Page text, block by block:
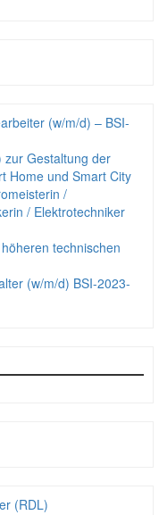
(w/m/d) – BSI-
zur Gestaltung der
Home und Smart City
/
/ Elektrotechniker
technischen
(w/m/d) BSI-2023-
(RDL)